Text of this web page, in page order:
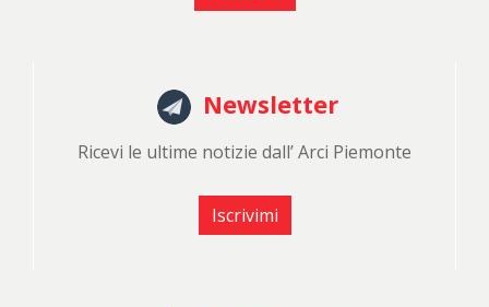
Newsletter
Ricevi le ultime notizie dall’ Arci Piemonte
Iscrivimi